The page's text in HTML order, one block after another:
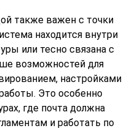
также важен с точки
находится внутри
или тесно связана с
возможностей для
настройками
Это особенно
где почта должна
и работать по